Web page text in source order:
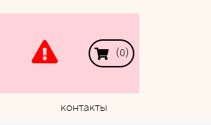
( 0 )
контакты